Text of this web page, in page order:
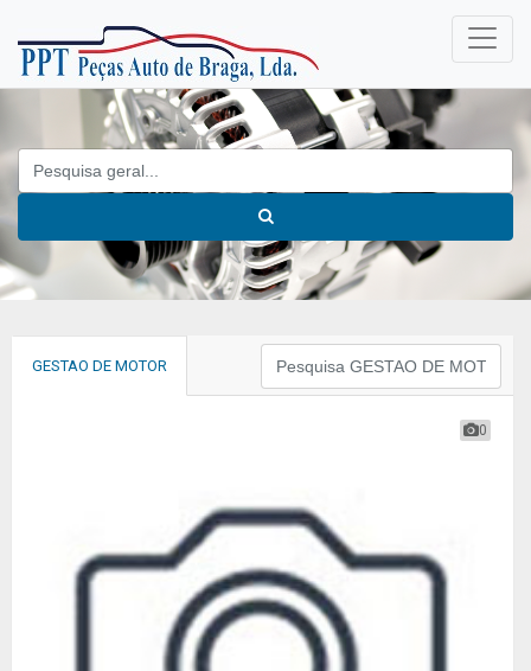
GESTAO DE MOTOR
0